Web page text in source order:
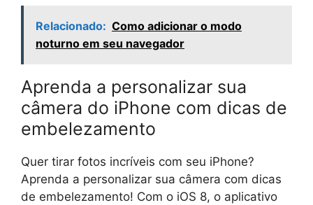
Relacionado: Como adicionar o modo
noturno em seu navegador
Aprenda a personalizar sua
câmera do iPhone com dicas de
embelezamento
Quer tirar fotos incríveis com seu iPhone?
Aprenda a personalizar sua câmera com dicas
de embelezamento! Com o iOS 8, o aplicativo